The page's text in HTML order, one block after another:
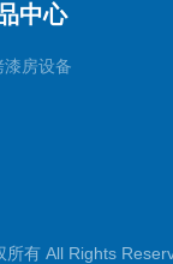
中心
漆房设备
所有 All Rights